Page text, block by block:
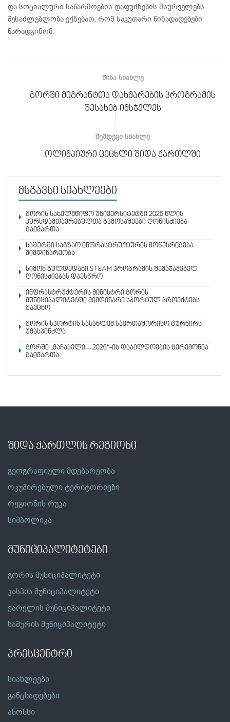
და სოციალური საწარმოების დაფუძნების მსურველებს
შესაძლებლობა ექნებათ, რომ საკუთარი წინადადებები
წარადგინონ.
ᲬᲘᲜᲐ ᲡᲘᲐᲮᲚᲔ
გორში მიგრანტთა დახმარების პროგრამის
შესახებ იმსჯელეს
ᲨᲔᲛᲓᲔᲒᲘ ᲡᲘᲐᲮᲚᲔ
ოლიმპიური ცეცხლი შიდა ქართლში
მსგავსი სიახლეები
გორის სახელმწიფო უნივერსიტეტში 2026 წლის
კურსდამთავრებულთა გამოსაშვები ღონისძიება
გაიმართა.
ხაშურში საგზაო ინფრასტრუქტურის მოწესრიგება
მიმდინარეობს
სიმონ გულდედანი STEAM პროგრამის შემაჯამებელ
ღონისძიებას დაესწრო
ინფრასტრუქტურის მინისტრი გორის
მუნიციპალიტეტში მიმდინარე სპორტულ პროექტებს
გაეცნო
გორის სპორტის სასახლემ საერთაშორისო ტურნირს
უმასპინძლა
გორში „მაჩაბელი – 2026“-ის დაჯილდოების ცერემონია
გაიმართა
შიდა ქართლის რეგიონი
გეოგრაფიული მდებარეობა
ოკუპირებული ტერიტორიები
რეგიონის რუკა
სიმბოლიკა
მუნიციპალიტეტები
გორის მუნიციპალიტეტი
კასპის მუნიციპალიტეტი
ქარელის მუნიციპალიტეტი
ხაშურის მუნიციპალიტეტი
პრესცენტრი
სიახლეები
განცხადებები
ანონსი